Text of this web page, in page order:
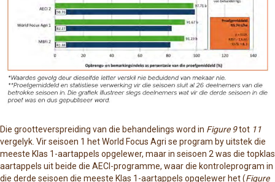
Die grootteverspreiding van die behandelings word in Figure 9tot 11
vergelyk. Vir seisoen 1 het World Focus Agri se program by uitstek die
meeste Klas 1-aartappels opgelewer, maar in seisoen 2 was die topklas
aartappels uit beide die AECI-programme, waar die kontroleprogram in
die derde seisoen die meeste Klas 1-aartappels opgelewer het (Figure